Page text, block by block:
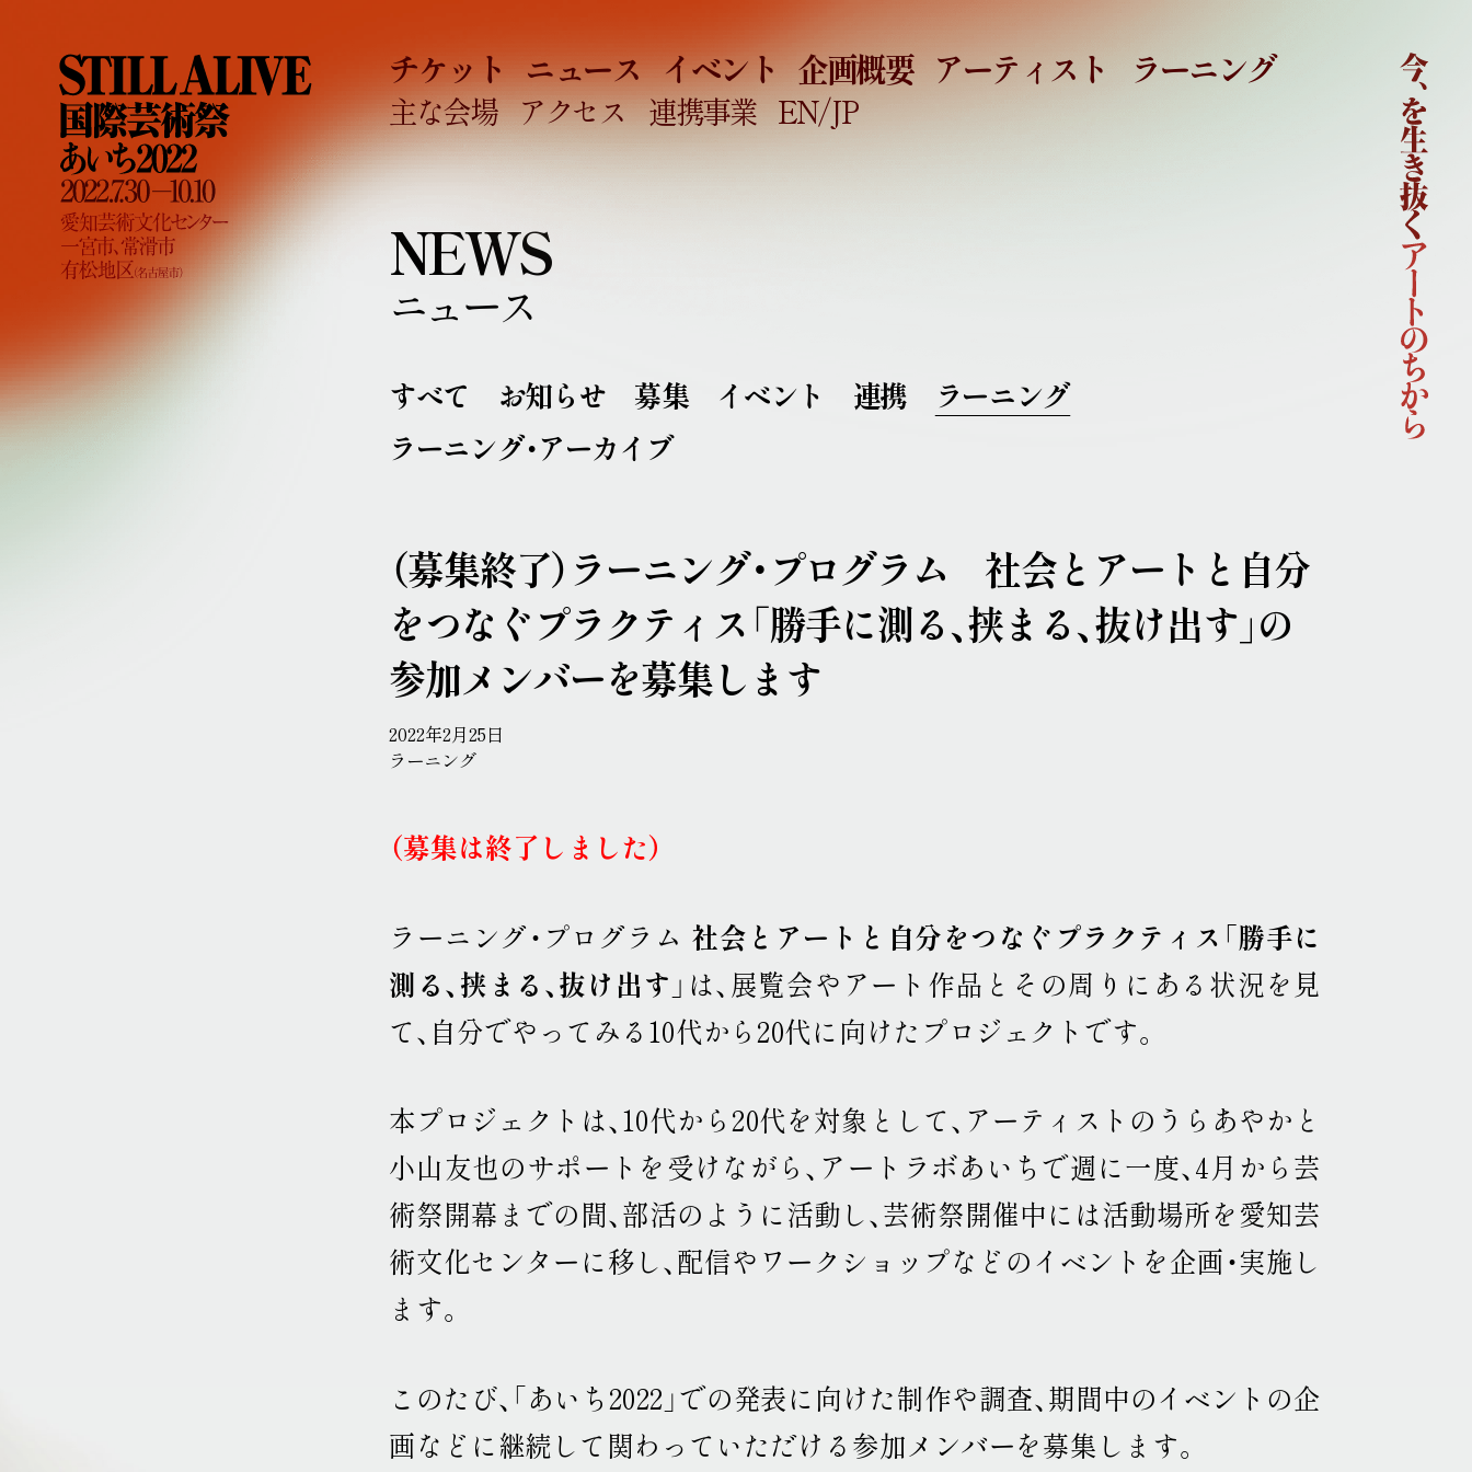
ホーム
国際芸術祭「あいち2022」企画概要
企画体制
協賛
ニュース
イベント
アーティスト
ラーニング
ラーニング・アーカイブ
チケット ニュース イベント 企画概要 アーティスト ラーニング
主な会場 アクセス 連携事業 EN/JP
NEWS
ニュース
すべて お知らせ 募集 イベント 連携
ラーニング
ラーニング・アーカイブ
（募集終了）ラーニング・プログラム 社会とアートと自分
をつなぐプラクティス「勝手に測る、挟まる、抜け出す」の
参加メンバーを募集します
2022年2月25日
ラーニング
（募集は終了しました）
ラーニング・プログラム 社会とアートと自分をつなぐプラクティス「勝手に
測る、挟まる、抜け出す」 は、展覧会やアート作品とその周りにある状況を見
て、自分でやってみる10代から20代に向けたプロジェクトです。
本プロジェクトは、10代から20代を対象として、アーティストのうらあやかと
小山友也のサポートを受けながら、アートラボあいちで週に一度、4月から芸
術祭開幕までの間、部活のように活動し、芸術祭開催中には活動場所を愛知芸
術文化センターに移し、配信やワークショップなどのイベントを企画・実施し
ます。
このたび、「あいち2022」での発表に向けた制作や調査、期間中のイベントの企
画などに継続して関わっていただける参加メンバーを募集します。